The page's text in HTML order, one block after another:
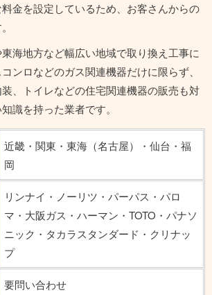
金を設定しているため、お客さんからの
海地方など幅広い地域で取り換え工事に
ンロなどのガス関連機器だけに限らず、
、トイレなどの住宅関連機器の販売も対
識を持った業者です。
近畿・関東・東海（名古屋）・仙台・福
岡
リンナイ・ノーリツ・パーパス・パロ
マ・大阪ガス・ハーマン・TOTO・パナソ
ニック・タカラスタンダード・クリナッ
プ
要問い合わせ